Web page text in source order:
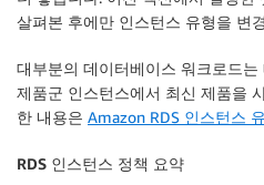
살펴본 후에만 ​​인스턴스 유형을 변
대부분의 데이터베이스 워크로드
제품군 인스턴스에서 최신 제품을
한 내용은 Amazon RDS 인스턴스
RDS 인스턴스 정책 요약